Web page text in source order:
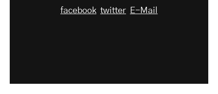
facebook twitter E-Mail